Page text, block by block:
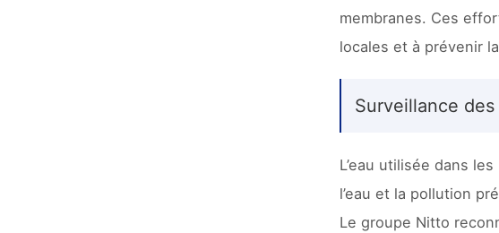
membranes. Ces
locales et à prévenir
Surveillance des
L’eau utilisée dans
l’eau et la pollution
Le groupe Nitto